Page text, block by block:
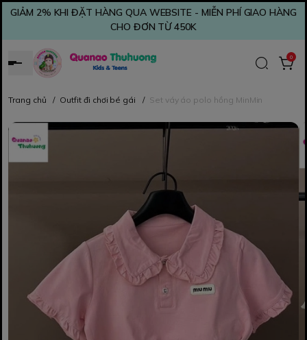
GIẢM 2% KHI ĐẶT HÀNG QUA WEBSITE - MIỄN PHÍ GIAO HÀNG
CHO ĐƠN TỪ 450K
0
Trang chủ / Outfit đi chơi bé gái / Set váy áo polo hồng MinMin